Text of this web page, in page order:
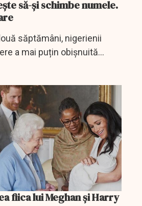
să-şi schimbe numele.
săptămâni, nigerienii
a mai puțin obișnuită
fiscal parlamentarilor,
fiica lui Meghan și Harry